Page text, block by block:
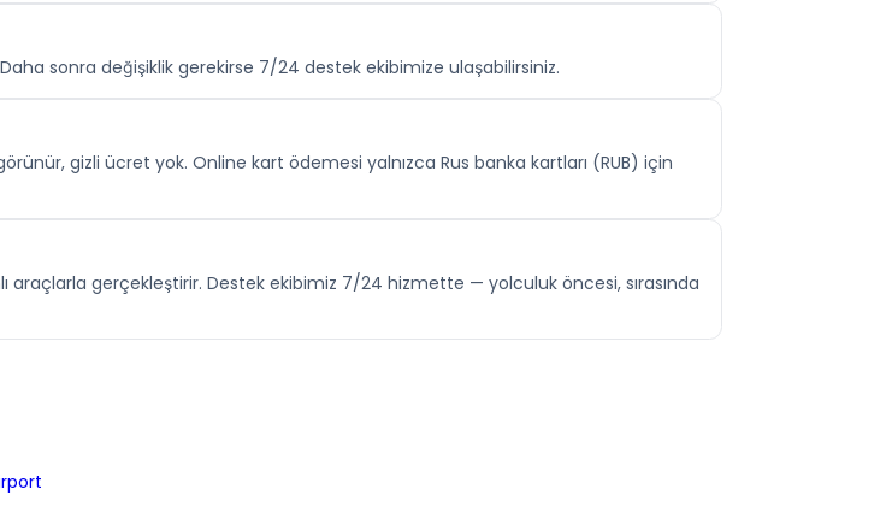
sonra değişiklik gerekirse 7/24 destek ekibimize ulaşabilirsiniz.
gizli ücret yok. Online kart ödemesi yalnızca Rus banka kartları (RUB) için
araçlarla gerçekleştirir. Destek ekibimiz 7/24 hizmette — yolculuk öncesi, sırasında